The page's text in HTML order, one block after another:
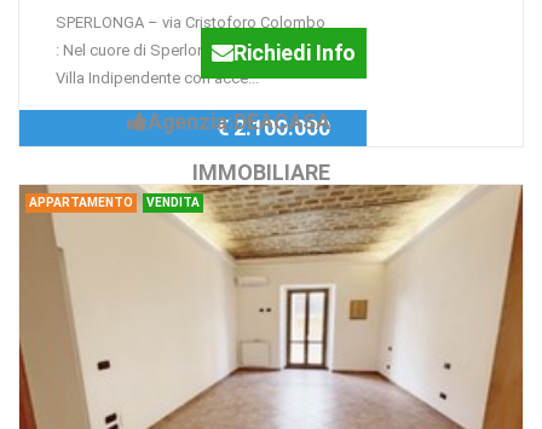
SPERLONGA – via Cristoforo Colombo
: Nel cuore di Sperlonga, PRESTIGIOSA
Villa Indipendente con acce...
Richiedi Info
Agenzia:DEACASA
IMMOBILIARE
€ 2.100.000
APPARTAMENTO VENDITA